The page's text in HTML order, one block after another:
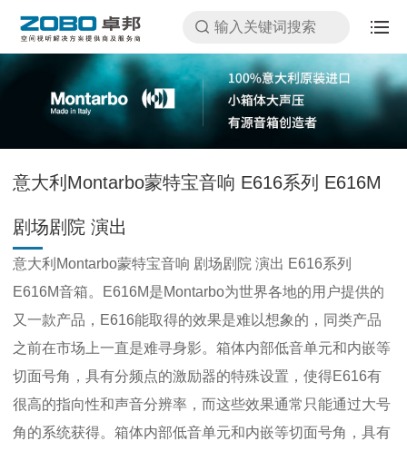
意大利Montarbo蒙特宝音响 E616系列 E616M
剧场剧院 演出
意大利Montarbo蒙特宝音响 剧场剧院 演出 E616系列
E616M音箱。E616M是Montarbo为世界各地的用户提供的
又一款产品，E616能取得的效果是难以想象的，同类产品
之前在市场上一直是难寻身影。箱体内部低音单元和内嵌等
切面号角，具有分频点的激励器的特殊设置，使得E616有
很高的指向性和声音分辨率，而这些效果通常只能通过大号
角的系统获得。箱体内部低音单元和内嵌等切面号角，具有